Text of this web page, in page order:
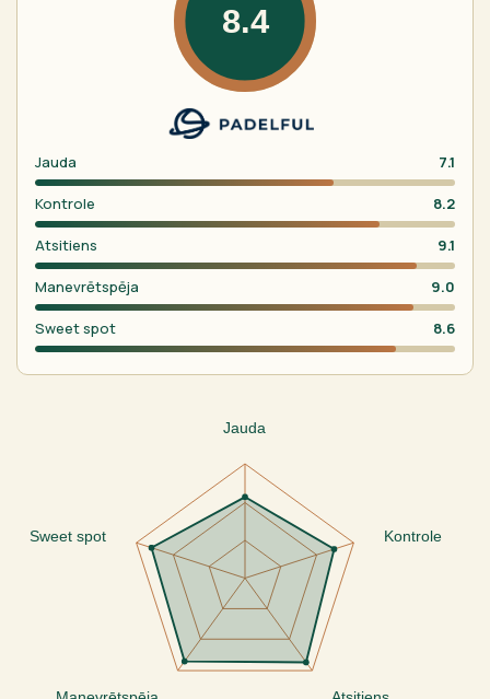
8.4
Jauda 7.1
Kontrole 8.2
Atsitiens 9.1
Manevrētspēja 9.0
Sweet spot 8.6
Jauda
Kontrole
Sweet spot